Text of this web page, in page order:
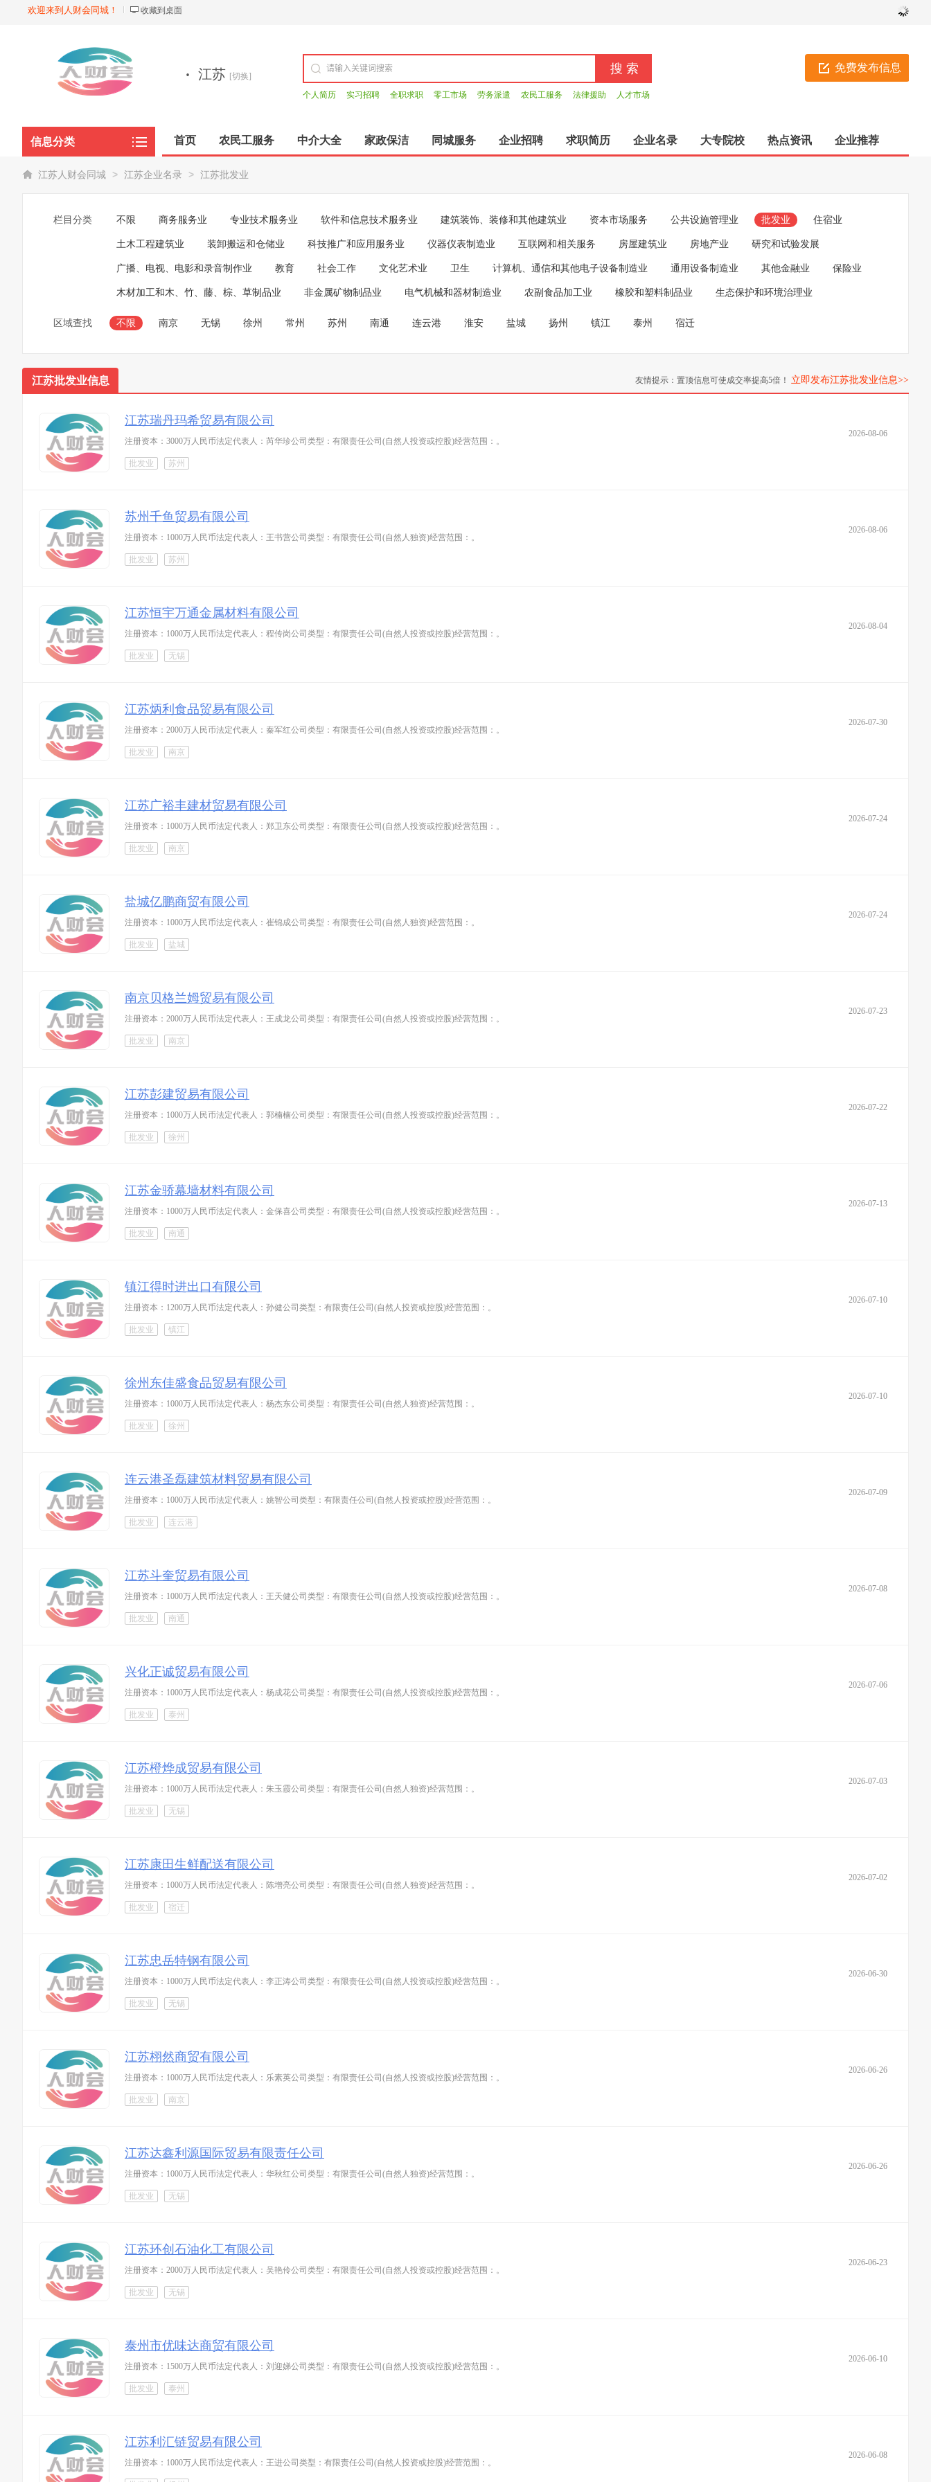
欢迎来到人财会同城！ 收藏到桌面
免费发布信息
· 江苏 [切换]
个人简历
实习招聘 全职求职 零工市场 劳务派遣 农民工服务 法律援助 人才市场
信息分类 首页 农民工服务 中介大全 家政保洁 同城服务 企业招聘 求职简历 企业名录 大专院校 热点资讯 企业推荐
商品展示
江苏人财会同城 > 江苏企业名录 > 江苏批发业
栏目分类 不限 商务服务业 专业技术服务业 软件和信息技术服务业 建筑装饰、装修和其他建筑业 资本市场服务 公共设施管理业 批发业 住宿业
土木工程建筑业 装卸搬运和仓储业 科技推广和应用服务业 仪器仪表制造业 互联网和相关服务 房屋建筑业 房地产业 研究和试验发展
广播、电视、电影和录音制作业 教育 社会工作 文化艺术业 卫生 计算机、通信和其他电子设备制造业 通用设备制造业 其他金融业 保险业
木材加工和木、竹、藤、棕、草制品业 非金属矿物制品业 电气机械和器材制造业 农副食品加工业 橡胶和塑料制品业 生态保护和环境治理业
区域查找 不限 南京 无锡 徐州 常州 苏州 南通 连云港 淮安 盐城 扬州 镇江 泰州 宿迁
江苏批发业信息 友情提示：置顶信息可使成交率提高5倍！ 立即发布江苏批发业信息>>
2026-08-06
江苏瑞丹玛希贸易有限公司
注册资本：3000万人民币法定代表人：芮华珍公司类型：有限责任公司(自然人投资或控股)经营范围：。
批发业 苏州
2026-08-06
苏州千鱼贸易有限公司
注册资本：1000万人民币法定代表人：王书营公司类型：有限责任公司(自然人独资)经营范围：。
批发业 苏州
2026-08-04
江苏恒宇万通金属材料有限公司
注册资本：1000万人民币法定代表人：程传岗公司类型：有限责任公司(自然人投资或控股)经营范围：。
批发业 无锡
2026-07-30
江苏炳利食品贸易有限公司
注册资本：2000万人民币法定代表人：秦军红公司类型：有限责任公司(自然人投资或控股)经营范围：。
批发业 南京
2026-07-24
江苏广裕丰建材贸易有限公司
注册资本：1000万人民币法定代表人：郑卫东公司类型：有限责任公司(自然人投资或控股)经营范围：。
批发业 南京
2026-07-24
盐城亿鹏商贸有限公司
注册资本：1000万人民币法定代表人：崔锦成公司类型：有限责任公司(自然人独资)经营范围：。
批发业 盐城
2026-07-23
南京贝格兰姆贸易有限公司
注册资本：2000万人民币法定代表人：王成龙公司类型：有限责任公司(自然人投资或控股)经营范围：。
批发业 南京
2026-07-22
江苏彭建贸易有限公司
注册资本：1000万人民币法定代表人：郭楠楠公司类型：有限责任公司(自然人投资或控股)经营范围：。
批发业 徐州
2026-07-13
江苏金骄幕墙材料有限公司
注册资本：1000万人民币法定代表人：金保喜公司类型：有限责任公司(自然人投资或控股)经营范围：。
批发业 南通
2026-07-10
镇江得时进出口有限公司
注册资本：1200万人民币法定代表人：孙健公司类型：有限责任公司(自然人投资或控股)经营范围：。
批发业 镇江
2026-07-10
徐州东佳盛食品贸易有限公司
注册资本：1000万人民币法定代表人：杨杰东公司类型：有限责任公司(自然人独资)经营范围：。
批发业 徐州
2026-07-09
连云港圣磊建筑材料贸易有限公司
注册资本：1000万人民币法定代表人：姚智公司类型：有限责任公司(自然人投资或控股)经营范围：。
批发业 连云港
2026-07-08
江苏斗奎贸易有限公司
注册资本：1000万人民币法定代表人：王天健公司类型：有限责任公司(自然人投资或控股)经营范围：。
批发业 南通
2026-07-06
兴化正诚贸易有限公司
注册资本：1000万人民币法定代表人：杨成花公司类型：有限责任公司(自然人投资或控股)经营范围：。
批发业 泰州
2026-07-03
江苏橙烨成贸易有限公司
注册资本：1000万人民币法定代表人：朱玉霞公司类型：有限责任公司(自然人独资)经营范围：。
批发业 无锡
2026-07-02
江苏康田生鲜配送有限公司
注册资本：1000万人民币法定代表人：陈增亮公司类型：有限责任公司(自然人独资)经营范围：。
批发业 宿迁
2026-06-30
江苏忠岳特钢有限公司
注册资本：1000万人民币法定代表人：李正涛公司类型：有限责任公司(自然人投资或控股)经营范围：。
批发业 无锡
2026-06-26
江苏栩然商贸有限公司
注册资本：1000万人民币法定代表人：乐素英公司类型：有限责任公司(自然人投资或控股)经营范围：。
批发业 南京
2026-06-26
江苏达鑫利源国际贸易有限责任公司
注册资本：1000万人民币法定代表人：华秋红公司类型：有限责任公司(自然人独资)经营范围：。
批发业 无锡
2026-06-23
江苏环创石油化工有限公司
注册资本：2000万人民币法定代表人：吴艳伶公司类型：有限责任公司(自然人投资或控股)经营范围：。
批发业 无锡
2026-06-10
泰州市优味达商贸有限公司
注册资本：1500万人民币法定代表人：刘迎娣公司类型：有限责任公司(自然人投资或控股)经营范围：。
批发业 泰州
2026-06-08
江苏利汇链贸易有限公司
注册资本：1000万人民币法定代表人：王进公司类型：有限责任公司(自然人投资或控股)经营范围：。